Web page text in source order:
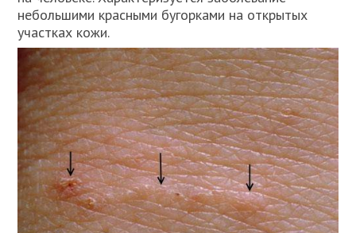
небольшими красными бугорками на открытых
участках кожи.